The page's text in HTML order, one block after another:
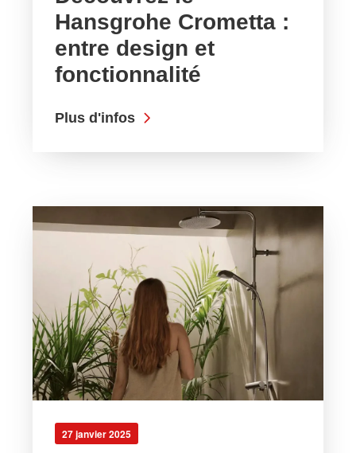
Hansgrohe Crometta :
entre design et
fonctionnalité
Plus d'infos
27 janvier 2025